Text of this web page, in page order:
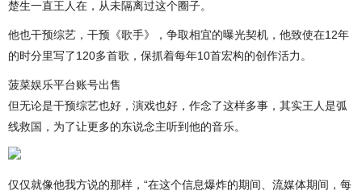
楚生一直王人在，从未隔离过这个圈子。
他也干预综艺，干预《歌手》，争取相宜的曝光契机，他致使在12年
的时分里写了120多首歌，保抓着每年10首宏构的创作活力。
菠菜娱乐平台账号出售
但无论是干预综艺也好，演戏也好，作念了这样多事，其实王人是弧
线救国，为了让更多的东说念主听到他的音乐。
仅仅就像他我方说的那样，“在这个信息爆炸的期间、流媒体期间，每